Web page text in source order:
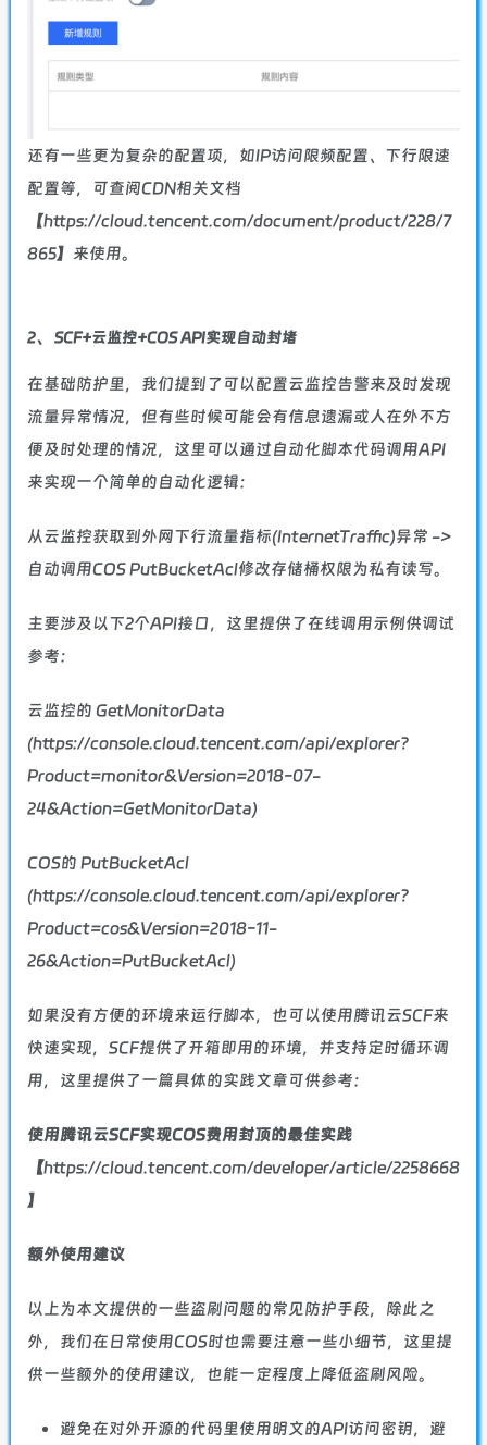
还有一些更为复杂的配置项，如IP访问限频配置、下行限速
配置等，可查阅CDN相关文档
【https://cloud.tencent.com/document/product/228/7
865】来使用。
2、 SCF+云监控+COS API实现自动封堵
在基础防护里，我们提到了可以配置云监控告警来及时发现
流量异常情况，但有些时候可能会有信息遗漏或人在外不方
便及时处理的情况，这里可以通过自动化脚本代码调用API
来实现一个简单的自动化逻辑：
从云监控获取到外网下行流量指标(InternetTraffic)异常 ->
自动调用COS PutBucketAcl修改存储桶权限为私有读写。
主要涉及以下2个API接口，这里提供了在线调用示例供调试
参考：
云监控的 GetMonitorData
(https://console.cloud.tencent.com/api/explorer?
Product=monitor&Version=2018-07-
24&Action=GetMonitorData)
COS的 PutBucketAcl
(https://console.cloud.tencent.com/api/explorer?
Product=cos&Version=2018-11-
26&Action=PutBucketAcl)
如果没有方便的环境来运行脚本，也可以使用腾讯云SCF来
快速实现，SCF提供了开箱即用的环境，并支持定时循环调
用，这里提供了一篇具体的实践文章可供参考：
使用腾讯云SCF实现COS费用封顶的最佳实践
【https://cloud.tencent.com/developer/article/2258668
】
额外使用建议
以上为本文提供的一些盗刷问题的常见防护手段，除此之
外，我们在日常使用COS时也需要注意一些小细节，这里提
供一些额外的使用建议，也能一定程度上降低盗刷风险。
避免在对外开源的代码里使用明文的API访问密钥，避